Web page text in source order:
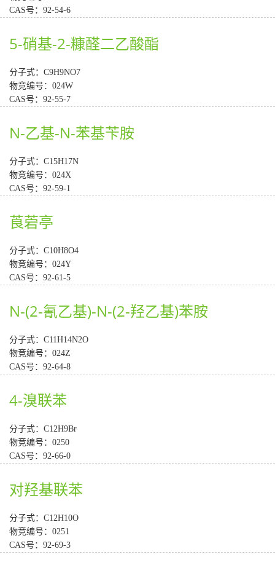
CAS号：92-54-6
5-硝基-2-糠醛二乙酸酯
分子式：C9H9NO7
物竞编号：024W
CAS号：92-55-7
N-乙基-N-苯基苄胺
分子式：C15H17N
物竞编号：024X
CAS号：92-59-1
莨菪亭
分子式：C10H8O4
物竞编号：024Y
CAS号：92-61-5
N-(2-氰乙基)-N-(2-羟乙基)苯胺
分子式：C11H14N2O
物竞编号：024Z
CAS号：92-64-8
4-溴联苯
分子式：C12H9Br
物竞编号：0250
CAS号：92-66-0
对羟基联苯
分子式：C12H10O
物竞编号：0251
CAS号：92-69-3